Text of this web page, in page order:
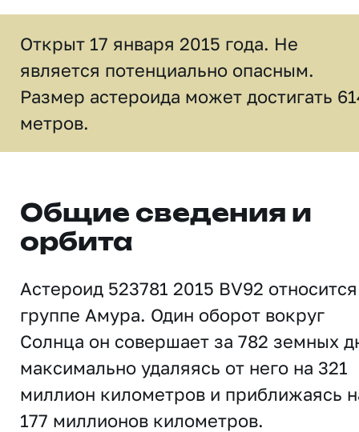
Открыт 17 января 2015 года. Не
является потенциально опасным.
Размер астероида может достигать
метров.
Общие сведения и
орбита
Астероид 523781 2015 BV92
группе Амура. Один оборот вокруг
Солнца он совершает за 782 земных
максимально удаляясь от него на 321
миллион километров и приближаясь
177 миллионов километров.